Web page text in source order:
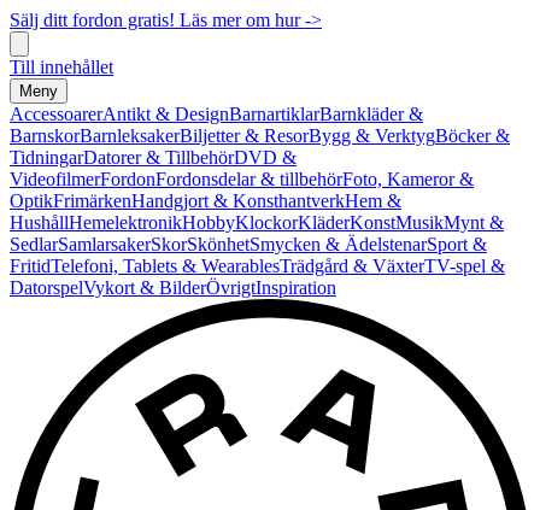
Sälj ditt fordon gratis! Läs mer om hur ->
Till innehållet
Meny
AccessoarerAntikt & DesignBarnartiklarBarnkläder &
BarnskorBarnleksakerBiljetter & ResorBygg & VerktygBöcker &
TidningarDatorer & TillbehörDVD &
VideofilmerFordonFordonsdelar & tillbehörFoto, Kameror &
OptikFrimärkenHandgjort & KonsthantverkHem &
HushållHemelektronikHobbyKlockorKläderKonstMusikMynt &
SedlarSamlarsakerSkorSkönhetSmycken & ÄdelstenarSport &
FritidTelefoni, Tablets & WearablesTrädgård & VäxterTV-spel &
DatorspelVykort & BilderÖvrigtInspiration